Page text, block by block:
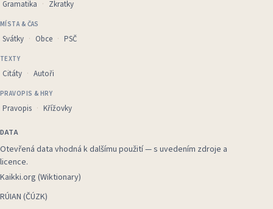
Gramatika
Zkratky
MÍSTA & ČAS
Svátky Obce PSČ
TEXTY
Citáty Autoři
PRAVOPIS & HRY
Pravopis Křížovky
DATA
Otevřená data vhodná k dalšímu použití — s uvedením zdroje a
licence.
Kaikki.org (Wiktionary)
RÚIAN (ČÚZK)